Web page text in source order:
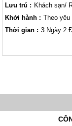
Lưu trú : Khách sạn/
Khởi hành : Theo yêu
Thời gian : 3 Ngày 2
hành trình Hạ Long
biển này còn có một
Quan Lạn rất phù
đảo xinh đẹp này